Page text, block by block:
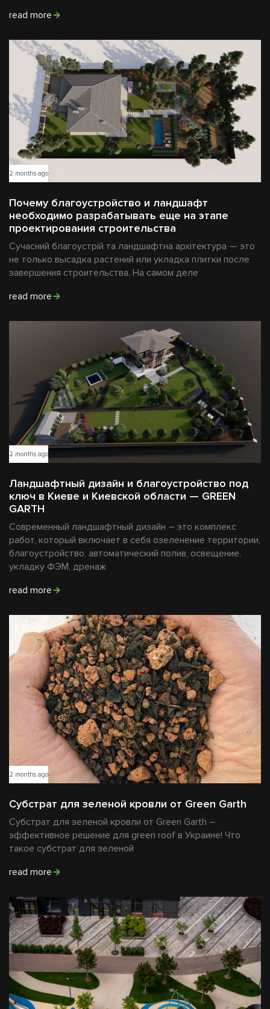
read more
2 months ago
Почему благоустройство и ландшафт
необходимо разрабатывать еще на этапе
проектирования строительства
Сучасний благоустрій та ландшафтна архітектура — это
не только высадка растений или укладка плитки после
завершения строительства. На самом деле
read more
2 months ago
Ландшафтный дизайн и благоустройство под
ключ в Киеве и Киевской области — GREEN
GARTH
Современный ландшафтный дизайн – это комплекс
работ, который включает в себя озеленение территории,
благоустройство, автоматический полив, освещение,
укладку ФЭМ, дренаж
read more
2 months ago
Субстрат для зеленой кровли от Green Garth
Субстрат для зеленой кровли от Green Garth –
эффективное решение для green roof в Украине! Что
такое субстрат для зеленой
read more